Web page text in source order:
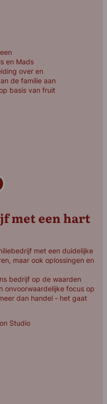
en Mads
over en
de familie aan
basis van fruit
met een hart
met een duidelijke
maar ook oplossingen en
bedrijf op de waarden
onvoorwaardelijke focus op
dan handel - het gaat